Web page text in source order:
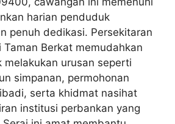
harian penduduk
penuh dedikasi. Persekitaran
Berkat memudahkan
melakukan urusan seperti
simpanan, permohonan
serta khidmat nasihat
institusi perbankan yang